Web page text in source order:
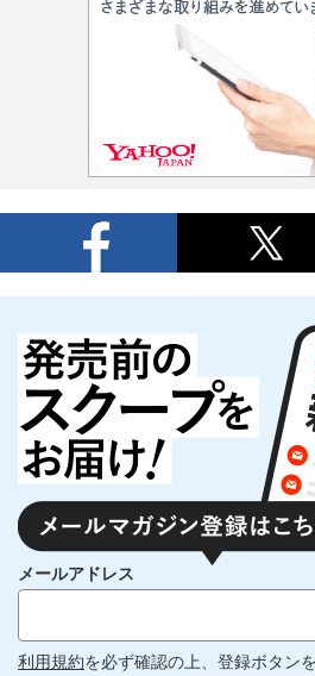
メールアドレス
利用規約を必ず確認の上、登録ボタン